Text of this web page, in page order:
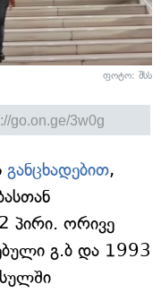
ფოტო: შსს
განცხადებით,
პირი. ორივე
გ.ბ და 1993